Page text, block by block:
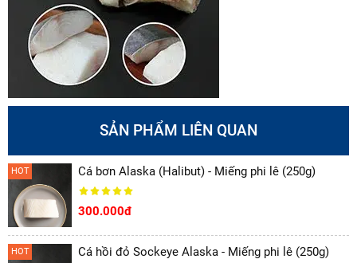
SẢN PHẨM LIÊN QUAN
HOT Cá bơn Alaska (Halibut) - Miếng phi lê (250g)
300.000đ
HOT Cá hồi đỏ Sockeye Alaska - Miếng phi lê (250g)